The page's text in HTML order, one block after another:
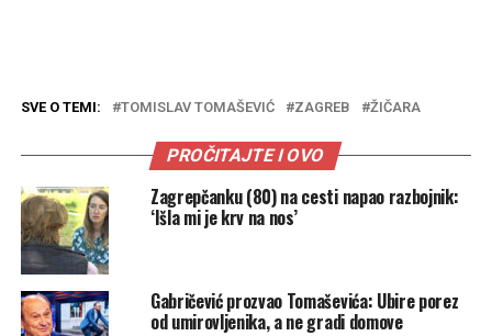
SVE O TEMI: TOMISLAV TOMAŠEVIĆ ZAGREB ŽIČARA
PROČITAJTE I OVO
Zagrepčanku (80) na cesti napao razbojnik:
‘Išla mi je krv na nos’
Gabričević prozvao Tomaševića: Ubire porez
od umirovljenika, a ne gradi domove